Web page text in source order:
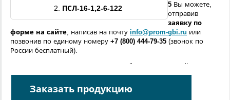
2.
ПСЛ-16-1,2-6-122
5 Вы можете,
отправив
заявку по
форме на сайте, написав на почту info@prom-gbi.ru или
позвонив по единому номеру +7 (800) 444-79-35 (звонок по
России бесплатный).
Возможно изготовление железобетонных изделий
чертежам заказчика
Поставка осуществляется с производственных площадок,
Заказать продукцию